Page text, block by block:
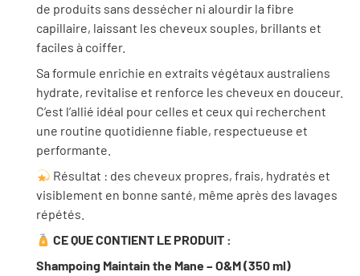
de produits sans dessécher ni alourdir la fibre
capillaire, laissant les cheveux souples, brillants et
faciles à coiffer.
Sa formule enrichie en extraits végétaux australiens
hydrate, revitalise et renforce les cheveux en douceur.
C’est l’allié idéal pour celles et ceux qui recherchent
une routine quotidienne fiable, respectueuse et
performante.
Résultat : des cheveux propres, frais, hydratés et
visiblement en bonne santé, même après des lavages
répétés.
CE QUE CONTIENT LE PRODUIT :
Shampoing Maintain the Mane – O&M (350 ml)